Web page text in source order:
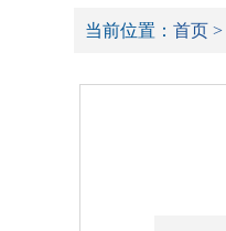
当前位置： 首页 >